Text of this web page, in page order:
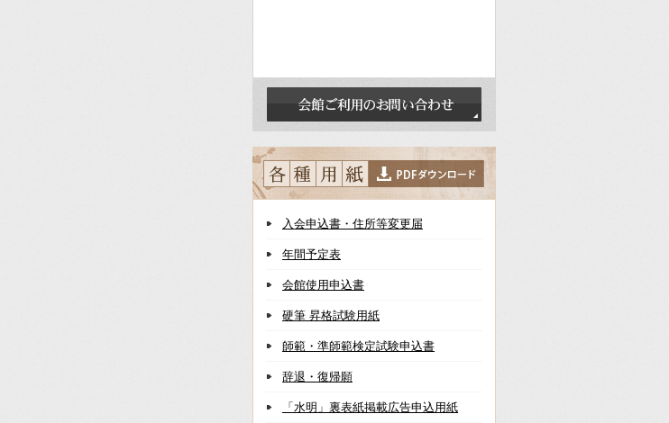
入会申込書・住所等変更届
年間予定表
会館使用申込書
硬筆 昇格試験用紙
師範・準師範検定試験申込書
辞退・復帰願
「水明」裏表紙掲載広告申込用紙